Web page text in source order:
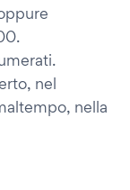
nel
nella